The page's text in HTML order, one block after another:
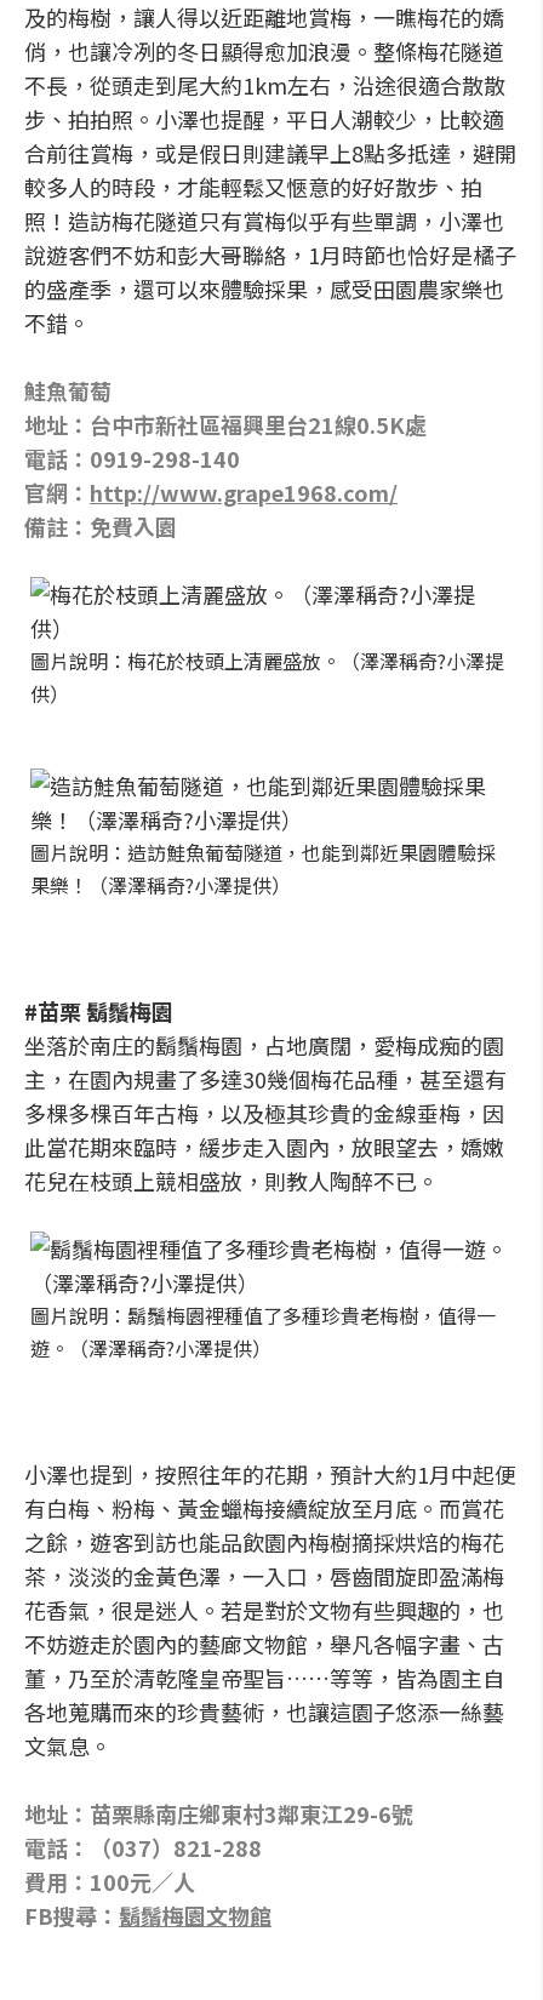
及的梅樹，讓人得以近距離地賞梅，一瞧梅花的嬌
俏，也讓冷冽的冬日顯得愈加浪漫。整條梅花隧道
不長，從頭走到尾大約1km左右，沿途很適合散散
步、拍拍照。小澤也提醒，平日人潮較少，比較適
合前往賞梅，或是假日則建議早上8點多抵達，避開
較多人的時段，才能輕鬆又愜意的好好散步、拍
照！造訪梅花隧道只有賞梅似乎有些單調，小澤也
說遊客們不妨和彭大哥聯絡，1月時節也恰好是橘子
的盛產季，還可以來體驗採果，感受田園農家樂也
不錯。
鮭魚葡萄
地址：台中市新社區福興里台21線0.5K處
電話：0919-298-140
官網： http://www.grape1968.com/
備註：免費入園
圖片說明：梅花於枝頭上清麗盛放。（澤澤稱奇?小澤提
供）
圖片說明：造訪鮭魚葡萄隧道，也能到鄰近果園體驗採
果樂！（澤澤稱奇?小澤提供）
#苗栗 鬍鬚梅園
坐落於南庄的鬍鬚梅園，占地廣闊，愛梅成痴的園
主，在園內規畫了多達30幾個梅花品種，甚至還有
多棵多棵百年古梅，以及極其珍貴的金線垂梅，因
此當花期來臨時，緩步走入園內，放眼望去，嬌嫩
花兒在枝頭上競相盛放，則教人陶醉不已。
圖片說明：鬍鬚梅園裡種值了多種珍貴老梅樹，值得一
遊。（澤澤稱奇?小澤提供）
小澤也提到，按照往年的花期，預計大約1月中起便
有白梅、粉梅、黃金蠟梅接續綻放至月底。而賞花
之餘，遊客到訪也能品飲園內梅樹摘採烘焙的梅花
茶，淡淡的金黃色澤，一入口，唇齒間旋即盈滿梅
花香氣，很是迷人。若是對於文物有些興趣的，也
不妨遊走於園內的藝廊文物館，舉凡各幅字畫、古
董，乃至於清乾隆皇帝聖旨……等等，皆為園主自
各地蒐購而來的珍貴藝術，也讓這園子悠添一絲藝
文氣息。
地址：苗栗縣南庄鄉東村3鄰東江29-6號
電話：（037）821-288
費用：100元／人
FB搜尋： 鬍鬚梅園文物館